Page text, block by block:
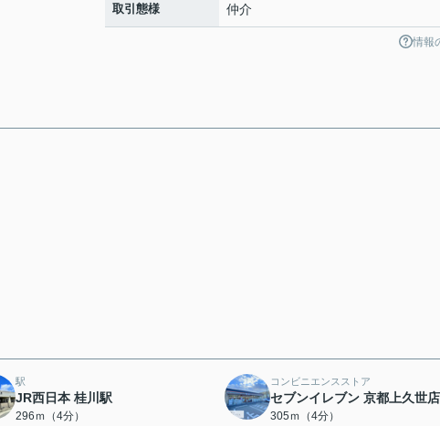
取引態様 仲介
情報
駅
JR西日本 桂川駅
296ｍ（4分）
コンビニエンスストア
セブンイレブン 京都上久世店
305ｍ（4分）